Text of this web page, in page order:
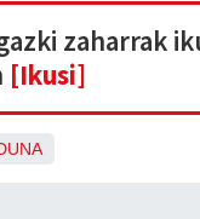
zaharrak
[Ikusi]